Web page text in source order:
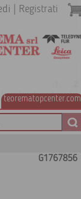
teorematopcenter.com
Registrati
G1767856